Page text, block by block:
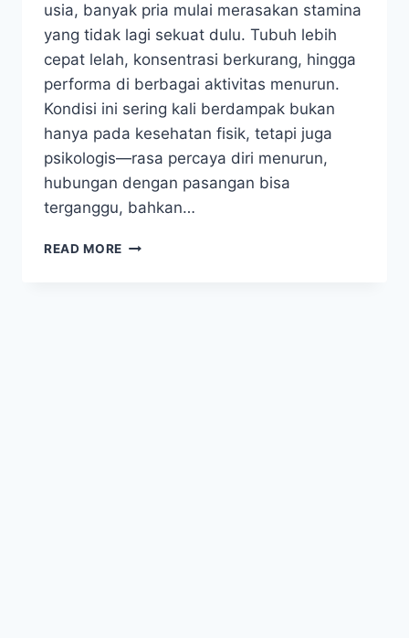
usia, banyak pria mulai merasakan stamina
yang tidak lagi sekuat dulu. Tubuh lebih
cepat lelah, konsentrasi berkurang, hingga
performa di berbagai aktivitas menurun.
Kondisi ini sering kali berdampak bukan
hanya pada kesehatan fisik, tetapi juga
psikologis—rasa percaya diri menurun,
hubungan dengan pasangan bisa
terganggu, bahkan…
READ MORE CARA